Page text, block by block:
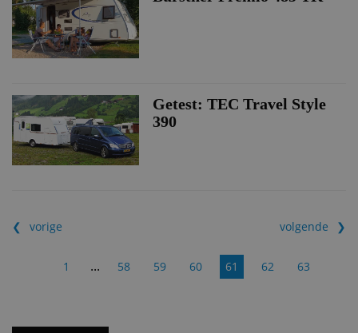
Getest: TEC Travel Style
390
vorige
1 ... 58 59 60 61 62 63
volgende